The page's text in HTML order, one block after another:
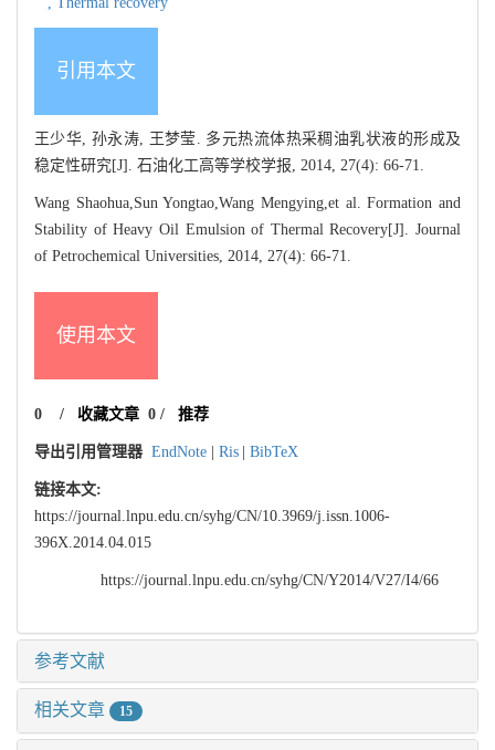
引用本文
王少华, 孙永涛, 王梦莹. 多元热流体热采稠油乳状液的形成及
稳定性研究[J]. 石油化工高等学校学报, 2014, 27(4): 66-71.
Wang Shaohua,Sun Yongtao,Wang Mengying,et al. Formation and
Stability of Heavy Oil Emulsion of Thermal Recovery[J]. Journal
of Petrochemical Universities, 2014, 27(4): 66-71.
使用本文
0 / 收藏文章 0/ 推荐
导出引用管理器 EndNote Ris BibTeX
链接本文:
https://journal.lnpu.edu.cn/syhg/CN/10.3969/j.issn.1006-
396X.2014.04.015
https://journal.lnpu.edu.cn/syhg/CN/Y2014/V27/I4/66
参考文献
相关文章 15